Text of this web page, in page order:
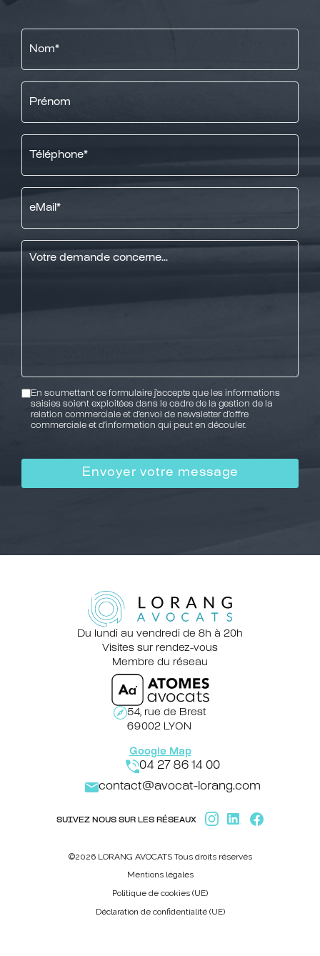
Nom
Prénom
Téléphone
eMail
Message
RGPD
En soumettant ce formulaire j’accepte que les informations
saisies soient exploitées dans le cadre de la gestion de la
relation commerciale et d’envoi de newsletter d’offre
commerciale et d’information qui peut en découler.
Du lundi au vendredi de 8h à 20h
Visites sur rendez-vous
54, rue de Brest
69002 LYON
Google Map
04 27 86 14 00
contact@avocat-lorang.com
Membre du réseau
SUIVEZ NOUS SUR LES RÉSEAUX
©2026 LORANG AVOCATS Tous droits réservés
Mentions légales
Politique de cookies (UE)
Déclaration de confidentialité (UE)